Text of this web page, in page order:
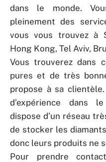
dans le monde.
pleinement des
vous vous trouvez à
Hong Kong, Tel Aviv,
Vous trouverez dans
pures et de très
propose à sa
d’expérience dans
dispose d’un réseau
de stocker les
donc leurs produits ne
Pour prendre